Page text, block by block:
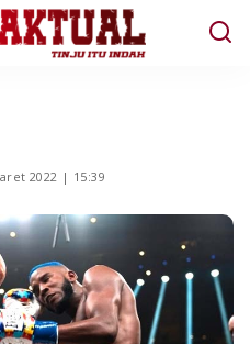
2022 | 15:39